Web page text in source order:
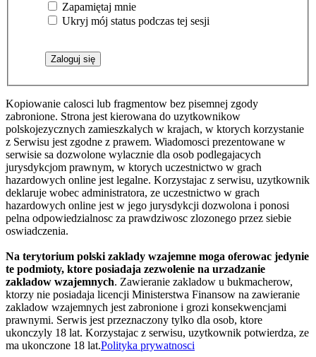
Zapamiętaj mnie
Ukryj mój status podczas tej sesji
Kopiowanie calosci lub fragmentow bez pisemnej zgody
zabronione. Strona jest kierowana do uzytkownikow
polskojezycznych zamieszkalych w krajach, w ktorych korzystanie
z Serwisu jest zgodne z prawem. Wiadomosci prezentowane w
serwisie sa dozwolone wylacznie dla osob podlegajacych
jurysdykcjom prawnym, w ktorych uczestnictwo w grach
hazardowych online jest legalne. Korzystajac z serwisu, uzytkownik
deklaruje wobec administratora, ze uczestnictwo w grach
hazardowych online jest w jego jurysdykcji dozwolona i ponosi
pelna odpowiedzialnosc za prawdziwosc zlozonego przez siebie
oswiadczenia.
Na terytorium polski zaklady wzajemne moga oferowac jedynie
te podmioty, ktore posiadaja zezwolenie na urzadzanie
zakladow wzajemnych. Zawieranie zakladow u bukmacherow,
ktorzy nie posiadaja licencji Ministerstwa Finansow na zawieranie
zakladow wzajemnych jest zabronione i grozi konsekwencjami
prawnymi. Serwis jest przeznaczony tylko dla osob, ktore
ukonczyly 18 lat. Korzystajac z serwisu, uzytkownik potwierdza, ze
ma ukonczone 18 lat.Polityka prywatnosci